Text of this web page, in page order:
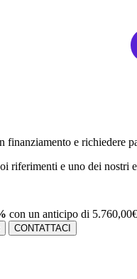
finanziamento e richiedere
riferimenti e uno dei nostri
con un anticipo di
CONTATTACI